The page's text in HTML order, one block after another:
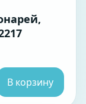
В корзину